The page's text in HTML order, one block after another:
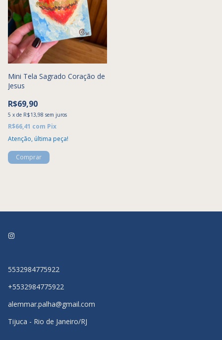
Mini Tela Sagrado Coração de
Jesus
R$69,90
5 x de R$13,98 sem juros
R$66,41 com Pix
Atenção, última peça!
5532984775922
+5532984775922
alemmar.palha@gmail.com
Tijuca - Rio de Janeiro/RJ